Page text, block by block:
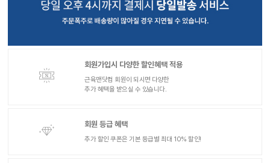
회원가입시 다양한 할인혜택 적용
근육맨닷컴 회원이 되시면 다양한
추가 혜택을 받으실 수 있습니다.
회원 등급 혜택
추가 할인 쿠폰은 기본 등급별 최대 10% 할인!